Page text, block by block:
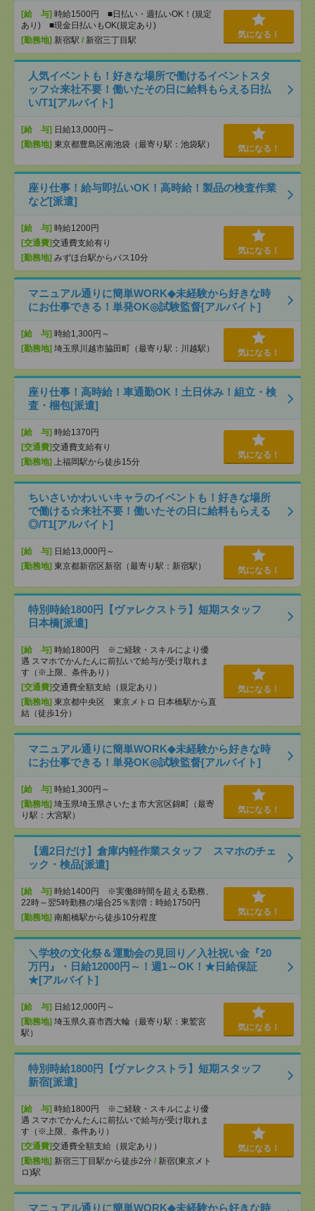
[給 与] 時給1500円 ■日払い・週払いOK！(規定
あり) ■現金日払いもOK(規定あり)
[勤務地] 新宿駅 / 新宿三丁目駅
気になる！
人気イベントも！好きな場所で働けるイベントスタ
ッフ☆来社不要！働いたその日に給料もらえる日払
い/T1[アルバイト]
[給 与] 日給13,000円～
[勤務地] 東京都豊島区南池袋（最寄り駅：池袋駅） 気になる！
座り仕事！給与即払いOK！高時給！製品の検査作業
など[派遣]
[給 与] 時給1200円
[交通費]交通費支給有り
[勤務地] みずほ台駅からバス10分
気になる！
マニュアル通りに簡単WORK◆未経験から好きな時
にお仕事できる！単発OK◎試験監督[アルバイト]
[給 与] 時給1,300円～
[勤務地] 埼玉県川越市脇田町（最寄り駅：川越駅） 気になる！
座り仕事！高時給！車通勤OK！土日休み！組立・検
査・梱包[派遣]
[給 与] 時給1370円
[交通費]交通費支給有り
[勤務地] 上福岡駅から徒歩15分
気になる！
ちいさいかわいいキャラのイベントも！好きな場所
で働ける☆来社不要！働いたその日に給料もらえる
◎/T1[アルバイト]
[給 与] 日給13,000円～
[勤務地] 東京都新宿区新宿（最寄り駅：新宿駅） 気になる！
特別時給1800円【ヴァレクストラ】短期スタッフ
日本橋[派遣]
[給 与] 時給1800円 ※ご経験・スキルにより優
遇 スマホでかんたんに前払いで給与が受け取れま
す（※上限、条件あり）
[交通費]交通費全額支給（規定あり）
[勤務地] 東京都中央区 東京メトロ 日本橋駅から直
結（徒歩1分）
気になる！
マニュアル通りに簡単WORK◆未経験から好きな時
にお仕事できる！単発OK◎試験監督[アルバイト]
[給 与] 時給1,300円～
[勤務地] 埼玉県埼玉県さいたま市大宮区錦町（最寄
り駅：大宮駅）
気になる！
【週2日だけ】倉庫内軽作業スタッフ スマホのチェ
ック・検品[派遣]
[給 与] 時給1400円 ※実働8時間を超える勤務、
22時～翌5時勤務の場合25％割増：時給1750円
[勤務地] 南船橋駅から徒歩10分程度
気になる！
＼学校の文化祭＆運動会の見回り／入社祝い金『20
万円』・日給12000円～！週1～OK！★日給保証
★[アルバイト]
[給 与] 日給12,000円～
[勤務地] 埼玉県久喜市西大輪（最寄り駅：東鷲宮
駅）
気になる！
特別時給1800円【ヴァレクストラ】短期スタッフ
新宿[派遣]
[給 与] 時給1800円 ※ご経験・スキルにより優
遇 スマホでかんたんに前払いで給与が受け取れま
す（※上限、条件あり）
[交通費]交通費全額支給（規定あり）
[勤務地] 新宿三丁目駅から徒歩2分 / 新宿(東京メト
ロ)駅
気になる！
マニュアル通りに簡単WORK◆未経験から好きな時